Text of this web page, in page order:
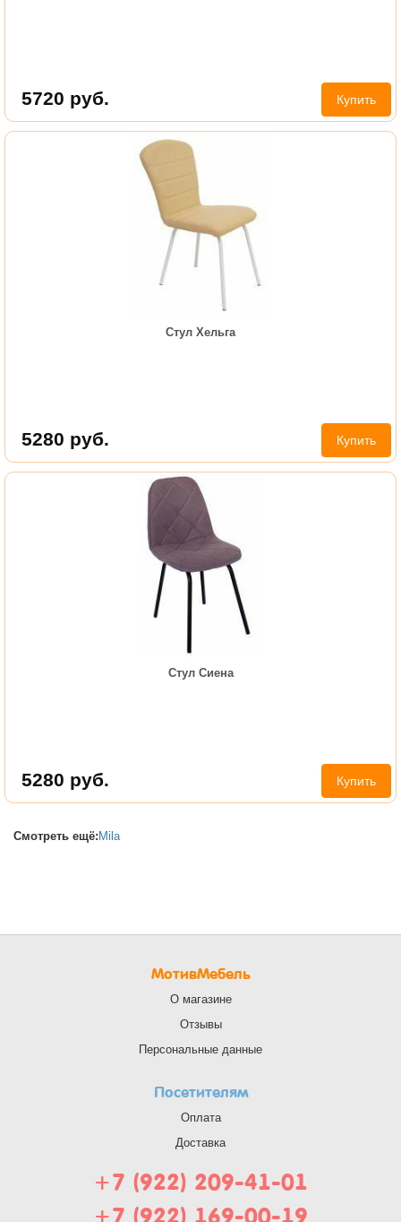
5720 руб. Купить
Стул Хельга
5280 руб. Купить
Стул Сиена
5280 руб. Купить
Смотреть ещё: Mila
МотивМебель
О магазине
Отзывы
Персональные данные
Посетителям
Оплата
Доставка
+7 (922) 209-41-01
+7 (922) 169-00-19